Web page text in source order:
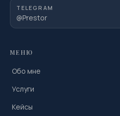
TELEGRAM
@Prestor
МЕНЮ
Обо мне
Услуги
Кейсы